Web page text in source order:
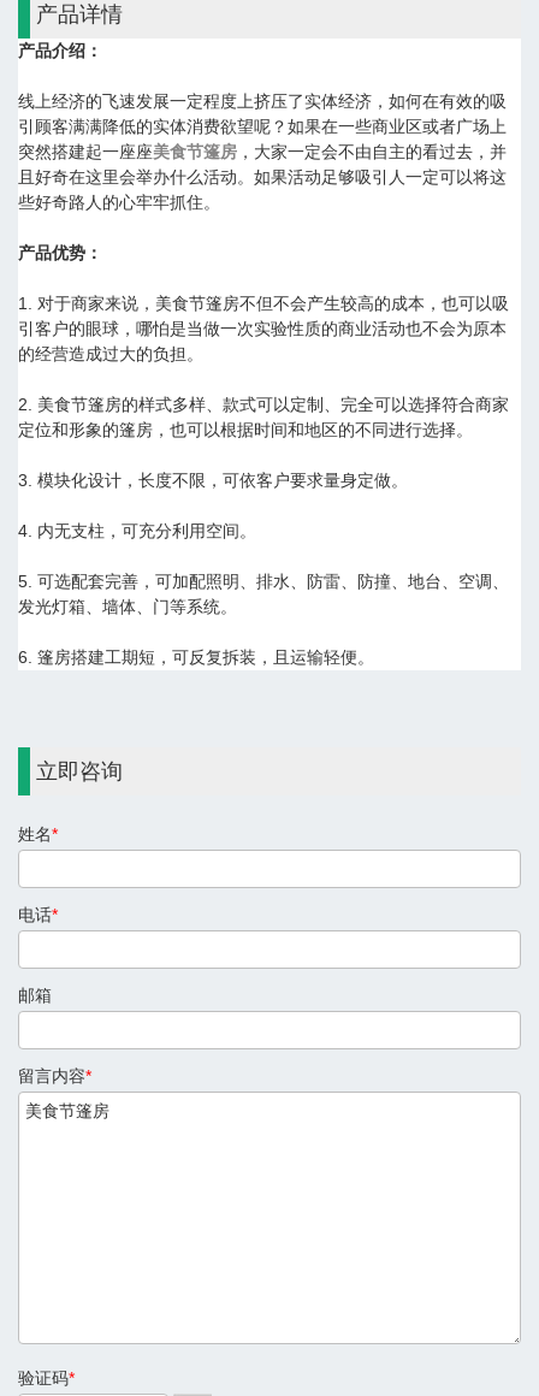
产品详情
产品介绍：
线上经济的飞速发展一定程度上挤压了实体经济，如何在有效的吸
引顾客满满降低的实体消费欲望呢？如果在一些商业区或者广场上
突然搭建起一座座美食节篷房 ，大家一定会不由自主的看过去，并
且好奇在这里会举办什么活动。如果活动足够吸引人一定可以将这
些好奇路人的心牢牢抓住。
产品优势：
1. 对于商家来说，美食节篷房不但不会产生较高的成本，也可以吸
引客户的眼球，哪怕是当做一次实验性质的商业活动也不会为原本
的经营造成过大的负担。
2. 美食节篷房的样式多样、款式可以定制、完全可以选择符合商家
定位和形象的篷房，也可以根据时间和地区的不同进行选择。
3. 模块化设计，长度不限，可依客户要求量身定做。
4. 内无支柱，可充分利用空间。
5. 可选配套完善，可加配照明、排水、防雷、防撞、地台、空调、
发光灯箱、墙体、门等系统。
6. 篷房搭建工期短，可反复拆装，且运输轻便。
立即咨询
姓名*
电话*
邮箱
留言内容*
验证码*